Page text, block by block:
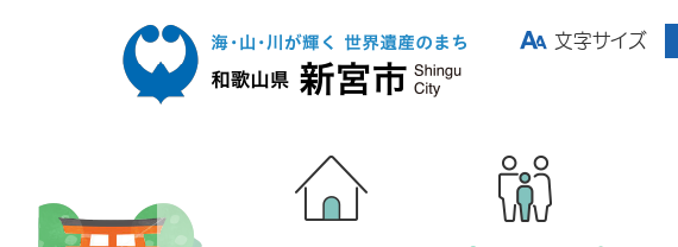
文字サイズ